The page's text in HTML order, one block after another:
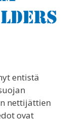
entistä
nettijättien
ovat